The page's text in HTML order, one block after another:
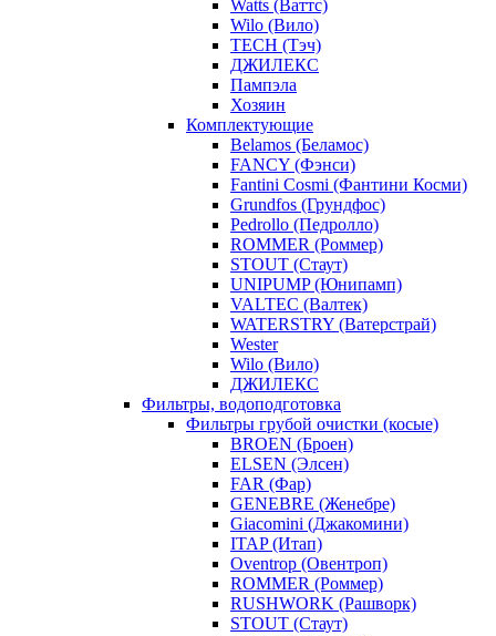
Watts (Ваттс)
Wilo (Вило)
TECH (Тэч)
ДЖИЛЕКС
Пампэла
Хозяин
Комплектующие
Belamos (Беламос)
FANCY (Фэнси)
Fantini Cosmi (Фантини Косми)
Grundfos (Грундфос)
Pedrollo (Педролло)
ROMMER (Роммер)
STOUT (Стаут)
UNIPUMP (Юнипамп)
VALTEC (Валтек)
WATERSTRY (Ватерстрай)
Wester
Wilo (Вило)
ДЖИЛЕКС
Фильтры, водоподготовка
Фильтры грубой очистки (косые)
BROEN (Броен)
ELSEN (Элсен)
FAR (Фар)
GENEBRE (Женебре)
Giacomini (Джакомини)
ITAP (Итап)
Oventrop (Овентроп)
ROMMER (Роммер)
RUSHWORK (Рашворк)
STOUT (Стаут)